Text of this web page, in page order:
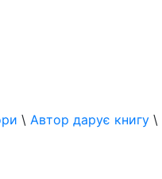
\ Автор дарує книгу \